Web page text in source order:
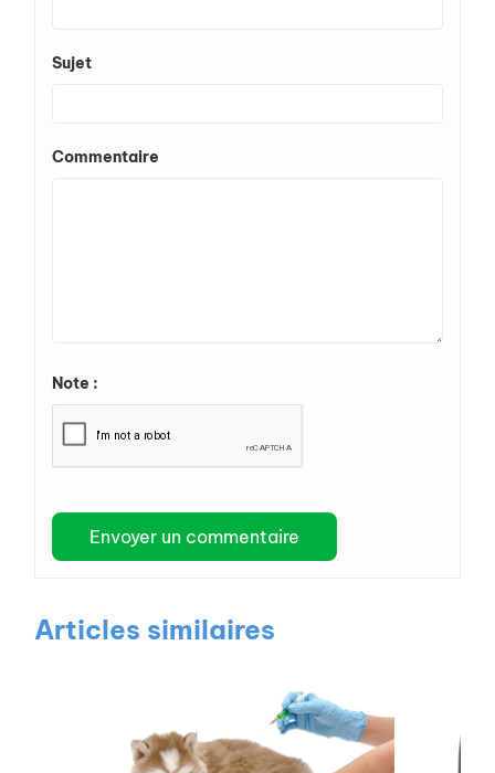
Sujet
Commentaire
Note :
Articles similaires